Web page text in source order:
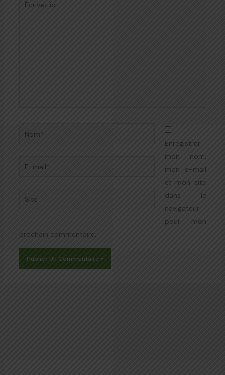
Nom*
E-
Site
Enregistrer
mon nom,
mon e-mail
et mon site
dans le
navigateur
pour mon
prochain commentaire.